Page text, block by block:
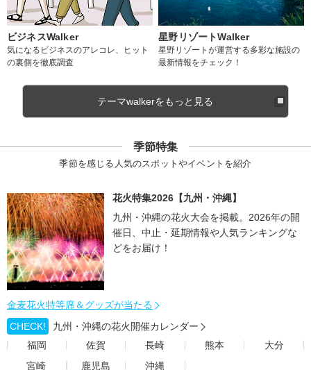
ビジネスWalker
気になるビジネスのアレコレ、ヒット
の裏側を徹底調査
星野リゾートWalker
星野リゾートが運営する多彩な施設の
最新情報をチェック！
テーマwalkerをもっと見る
季節特集
季節を感じる人気のスポットやイベントを紹介
花火特集2026【九州・沖縄】
九州・沖縄の花火大会を掲載。2026年の開
催日、中止・延期情報や人気ランキングな
どをお届け！
金麦花火特等席＆グッズが当たる
CHECK!
九州・沖縄の花火開催カレンダー
福岡
佐賀 長崎 熊本
大分
宮崎
鹿児島 沖縄